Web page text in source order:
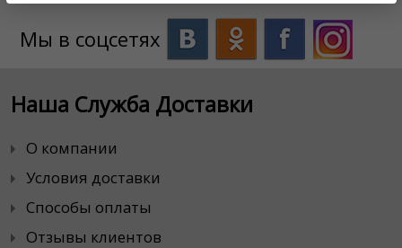
Мы в соцсетях
Наша Служба Доставки
О компании
Условия доставки
Способы оплаты
Отзывы клиентов